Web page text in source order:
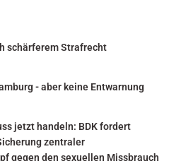
schärferem Strafrecht
- aber keine Entwarnung
jetzt handeln: BDK fordert
zentraler
gegen den sexuellen Missbrauch